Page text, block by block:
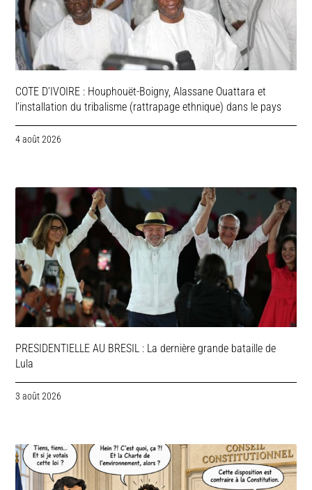
COTE D’IVOIRE : Houphouët-Boigny, Alassane Ouattara et
l’installation du tribalisme (rattrapage ethnique) dans le pays
4 août 2026
PRESIDENTIELLE AU BRESIL : La dernière grande bataille de
Lula
3 août 2026